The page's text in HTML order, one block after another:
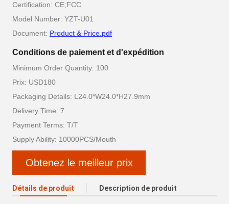
Certification: CE;FCC
Model Number: YZT-U01
Document: Product & Price.pdf
Conditions de paiement et d'expédition
Minimum Order Quantity: 100
Prix: USD180
Packaging Details: L24.0*W24.0*H27.9mm
Delivery Time: 7
Payment Terms: T/T
Supply Ability: 10000PCS/Mouth
Obtenez le meilleur prix
Détails de produit Description de produit